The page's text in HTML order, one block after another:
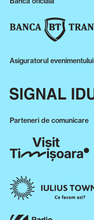
Asiguratorul evenimentului
Parteneri de comunicare